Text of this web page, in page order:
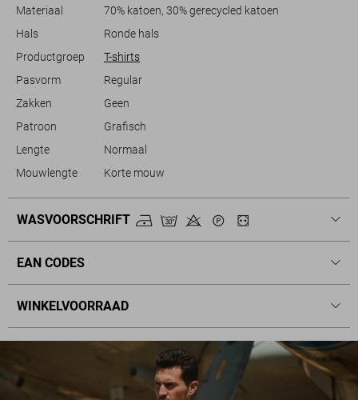
Materiaal
70% katoen, 30% gerecycled katoen
Hals
Ronde hals
Productgroep
T-shirts
Pasvorm
Regular
Zakken
Geen
Patroon
Grafisch
Lengte
Normaal
Mouwlengte
Korte mouw
WASVOORSCHRIFT
EAN CODES
WINKELVOORRAAD